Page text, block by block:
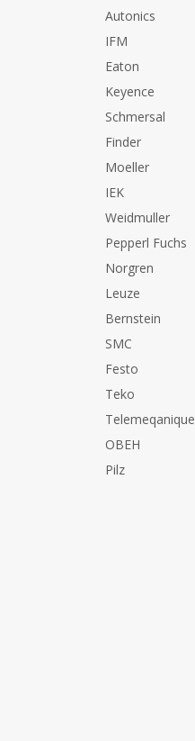
Autonics
IFM
Eaton
Keyence
Schmersal
Finder
Moeller
IEK
Weidmuller
Pepperl Fuchs
Norgren
Leuze
Bernstein
SMC
Festo
Teko
Telemeqanique
ОВЕН
Pilz